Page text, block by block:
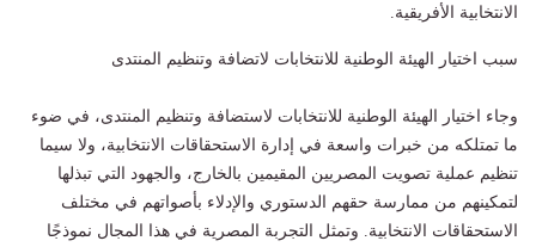
الانتخابية الأفريقية.
سبب اختيار الهيئة الوطنية للانتخابات لاتضافة وتنظيم المنتدى
وجاء اختيار الهيئة الوطنية للانتخابات لاستضافة وتنظيم المنتدى، في ضوء
ما تمتلكه من خبرات واسعة في إدارة الاستحقاقات الانتخابية، ولا سيما
تنظيم عملية تصويت المصريين المقيمين بالخارج، والجهود التي تبذلها
لتمكينهم من ممارسة حقهم الدستوري والإدلاء بأصواتهم في مختلف
الاستحقاقات الانتخابية. وتمثل التجربة المصرية في هذا المجال نموذجًا